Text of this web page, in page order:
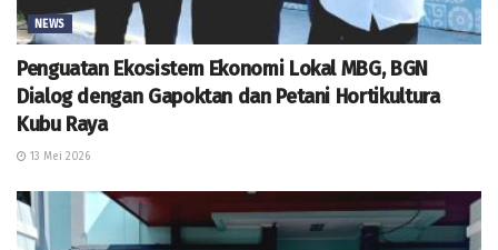
NEWS
Penguatan Ekosistem Ekonomi Lokal MBG, BGN
Dialog dengan Gapoktan dan Petani Hortikultura
Kubu Raya
13 Mei 2026